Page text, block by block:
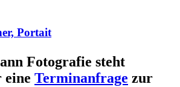
Portait
Fotografie steht
Terminanfrage zur